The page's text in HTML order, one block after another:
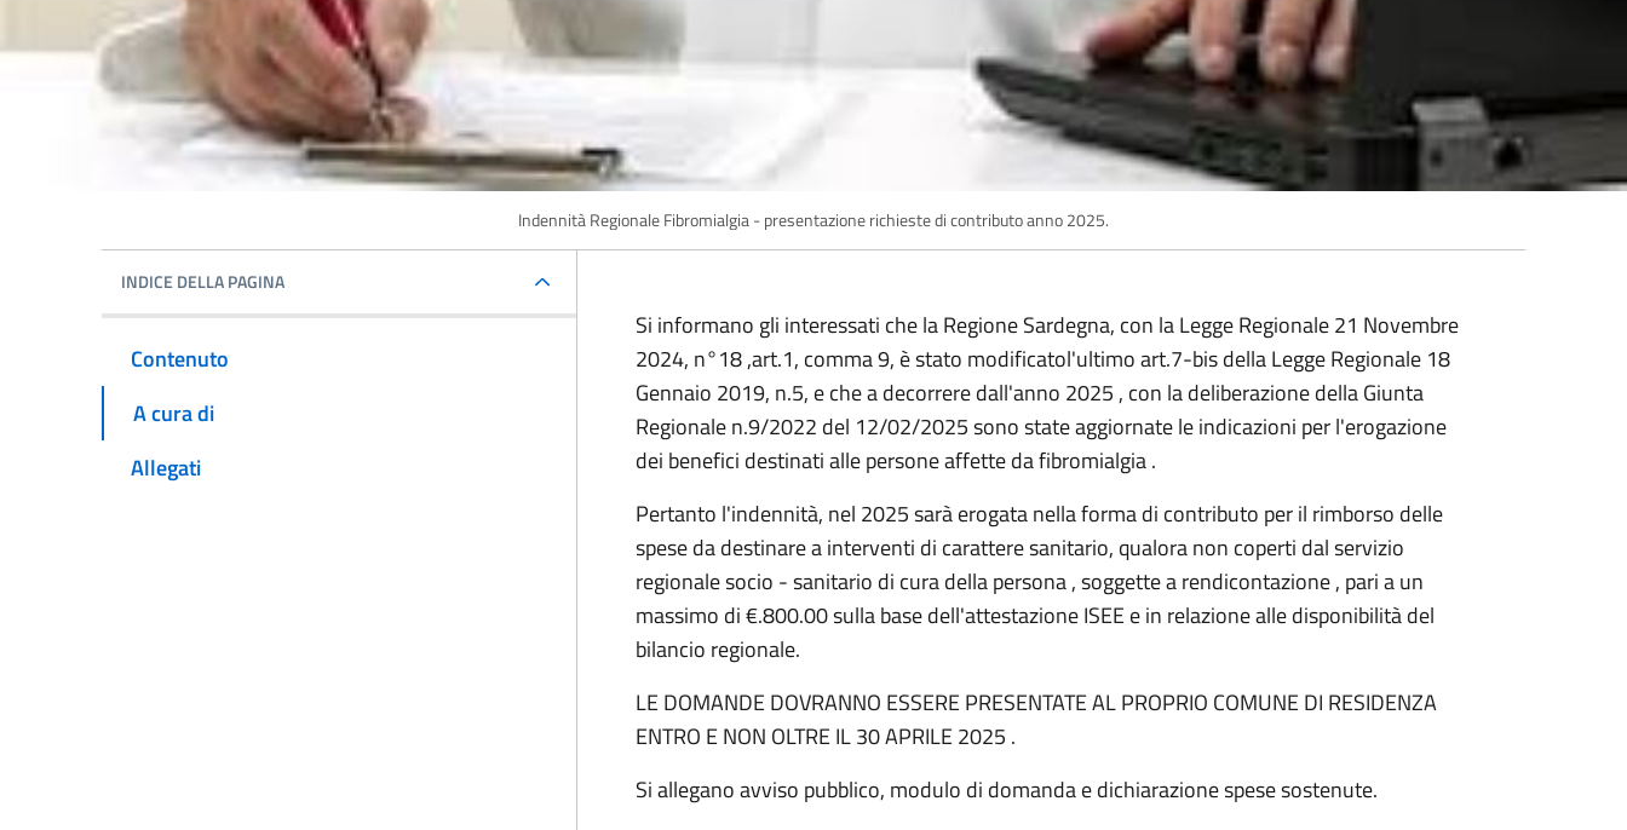
Indennità Regionale Fibromialgia - presentazione richieste di contributo anno 2025.
INDICE DELLA PAGINA
Contenuto
A cura di
Allegati
Si informano gli interessati che la Regione Sardegna, con la Legge Regionale 21 Novembre
2024, n°18 ,art.1, comma 9, è stato modificatol'ultimo art.7-bis della Legge Regionale 18
Gennaio 2019, n.5, e che a decorrere dall'anno 2025 , con la deliberazione della Giunta
Regionale n.9/2022 del 12/02/2025 sono state aggiornate le indicazioni per l'erogazione
dei benefici destinati alle persone affette da fibromialgia .
Pertanto l'indennità, nel 2025 sarà erogata nella forma di contributo per il rimborso delle
spese da destinare a interventi di carattere sanitario, qualora non coperti dal servizio
regionale socio - sanitario di cura della persona , soggette a rendicontazione , pari a un
massimo di €.800.00 sulla base dell'attestazione ISEE e in relazione alle disponibilità del
bilancio regionale.
LE DOMANDE DOVRANNO ESSERE PRESENTATE AL PROPRIO COMUNE DI RESIDENZA
ENTRO E NON OLTRE IL 30 APRILE 2025 .
Si allegano avviso pubblico, modulo di domanda e dichiarazione spese sostenute.